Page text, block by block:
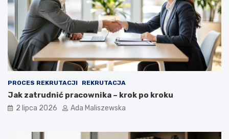
PROCES REKRUTACJI REKRUTACJA
Jak zatrudnić pracownika – krok po kroku
2 lipca 2026 Ada Maliszewska